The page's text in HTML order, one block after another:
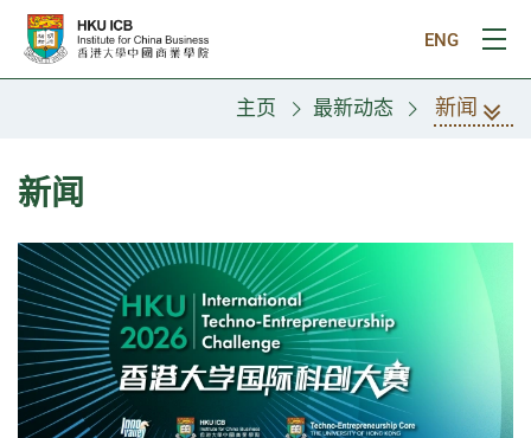
跳往主要内容
ENG
打
主页 最新动态 新闻
新闻